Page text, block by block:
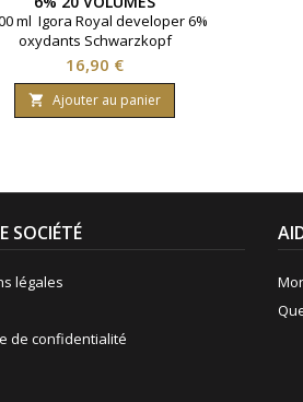
ml Igora Royal developer 6%
oxydants Schwarzkopf
Prix
16,90 €
 Ajouter au panier
SOCIÉTÉ
légales
de confidentialité